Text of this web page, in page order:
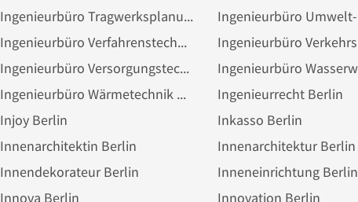
Ingenieurbüro Tragwerksplanung Berlin
Ingenieurbüro Verfahrenstechnik Berlin
Ingenieurbüro Versorgungstechnik Berlin
Ingenieurbüro Wärmetechnik Berlin
Ingenieurrecht Berlin
Injoy Berlin
Inkasso Berlin
Innenarchitektin Berlin
Innenarchitektur Berlin
Innendekorateur Berlin
Inneneinrichtung Berlin
Innova Berlin
Innovation Berlin